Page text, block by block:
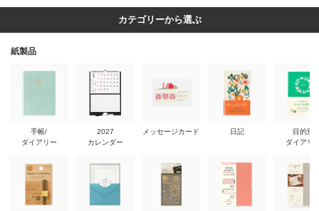
カテゴリーから選ぶ
紙製品
手帳/
ダイアリー
2027
カレンダー
メッセージカード 日記
目的別
ダイアリ